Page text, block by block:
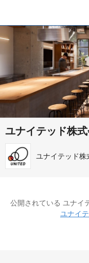
ユナイテッド株
ユナイテッド株
公開されている ユナイ
ユナイ